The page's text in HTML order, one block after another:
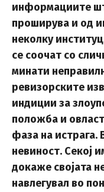
информациите
проширува и од
неколку
се соочат со
минати
ревизорските
индиции за
положба и
фаза на истрага.
невиност. Секој
докаже својата
навлегувал во